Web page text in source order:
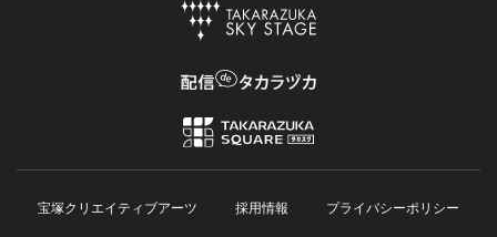
宝塚クリエイティブアーツ 採用情報 プライバシーポリシー